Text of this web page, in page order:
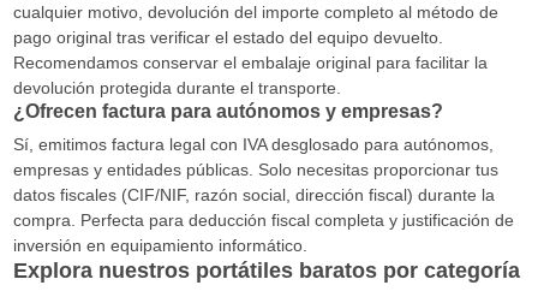
cualquier motivo, devolución del importe completo al método de
pago original tras verificar el estado del equipo devuelto.
Recomendamos conservar el embalaje original para facilitar la
devolución protegida durante el transporte.
¿Ofrecen factura para autónomos y empresas?
Sí, emitimos factura legal con IVA desglosado para autónomos,
empresas y entidades públicas. Solo necesitas proporcionar tus
datos fiscales (CIF/NIF, razón social, dirección fiscal) durante la
compra. Perfecta para deducción fiscal completa y justificación de
inversión en equipamiento informático.
Explora nuestros portátiles baratos por categoría